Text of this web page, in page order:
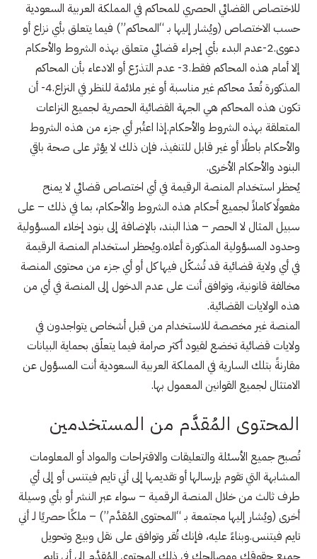
للاختصاص القضائي الحصري للمحاكم في المملكة العربية السعودية
حسب الاختصاص (ويُشار إليها بـ “المحاكم”) فيما يتعلق بأي نزاع أو
دعوى.2-عدم البدء بأي إجراء قضائي متعلق بهذه الشروط والأحكام
إلا أمام هذه المحاكم فقط.3- عدم التذرّع أو الادعاء بأن المحاكم
المذكورة تُعدّ محاكم غير مناسبة أو غير ملائمة للنظر في النزاع.4- أن
تكون هذه المحاكم هي الجهة القضائية الحصرية لجميع النزاعات
المتعلقة بهذه الشروط والأحكام.إذا اعتُبر أي جزء من هذه الشروط
والأحكام باطلًا أو غير قابل للتنفيذ، فإن ذلك لا يؤثر على صحة باقي
البنود والأحكام الأخرى.
يُحظر استخدام المنصة الرقيمة في أي اختصاص قضائي لا يمنح
مفعولًا كاملاً لجميع أحكام هذه الشروط والأحكام، بما في ذلك – على
سبيل المثال لا الحصر – هذا البند، بالإضافة إلى بنود إخلاء المسؤولية
وحدود المسؤولية المذكورة أعلاه.ويُحظر استخدام المنصة الرقيمة
في أي ولاية قضائية قد تُشكّل فيها كل أو أي جزء من محتوى المنصة
مخالفة قانونية، وتوافق أنت على عدم الدخول إلى المنصة في أي من
هذه الولايات القضائية.
المنصة غير مخصصة للاستخدام من قبل أشخاص يتواجدون في
ولايات قضائية تخضع لقيود أكثر صرامة فيما يتعلّق بحماية البيانات
مقارنةً بتلك السارية في المملكة العربية السعودية أنت المسؤول عن
الامتثال لجميع القوانين المعمول بها.
المحتوى المُقدَّم من المستخدمين
تُصبح جميع الأسئلة والتعليقات والاقتراحات والمواد أو المعلومات
المشابهة التي تقوم بإرسالها أو تقديمها إلى أني تايم فيتنس أو إلى أي
طرف ثالث من خلال المنصة الرقمية – سواء عبر النشر أو بأي وسيلة
أخرى (ويُشار إليها مجتمعة بـ “المحتوى المُقدَّم”) – ملكًا حصريًا لـ أني
تايم فيتنس.وبناءً عليه، فإنك تُقر وتوافق على نقل وبيع وتحويل